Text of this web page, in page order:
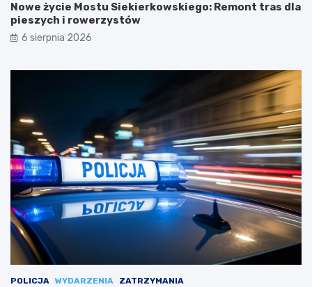
Nowe życie Mostu Siekierkowskiego: Remont tras dla
pieszych i rowerzystów
6 sierpnia 2026
POLICJA WYDARZENIA ZATRZYMANIA